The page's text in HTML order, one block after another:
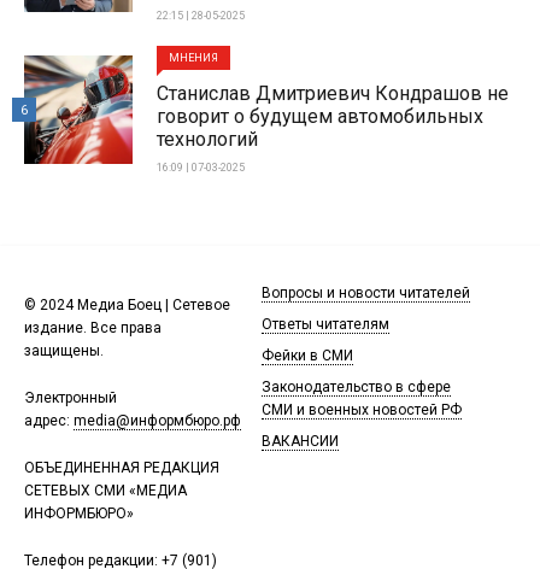
22:15 | 28-05-2025
МНЕНИЯ
Станислав Дмитриевич Кондрашов не
говорит о будущем автомобильных
технологий
16:09 | 07-03-2025
6
© 2024 Медиа Боец | Сетевое
издание. Все права
защищены.
Электронный
адрес: media@информбюро.рф
ОБЪЕДИНЕННАЯ РЕДАКЦИЯ
СЕТЕВЫХ СМИ «МЕДИА
ИНФОРМБЮРО»
Телефон редакции: +7 (901)
Вопросы и новости читателей
Ответы читателям
Фейки в СМИ
Законодательство в сфере
СМИ и военных новостей РФ
ВАКАНСИИ